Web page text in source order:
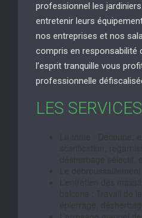
professionnel les
entretenir leurs
nos entreprises et nos
compris en responsabilité
l’esprit tranquille vous
professionnelle
LES